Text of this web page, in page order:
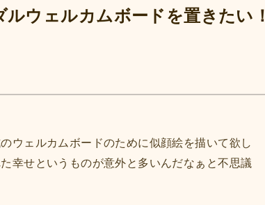
ウェルカムボードを置きたい！
ウェルカムボードのために似顔絵を描いて欲し
幸せというものが意外と多いんだなぁと不思議